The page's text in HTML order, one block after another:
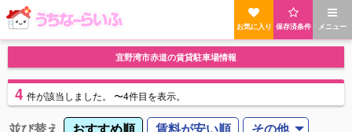
メニュー
保存済条件
お気に入り
宜野湾市赤道の賃貸駐車場情報
4 件が該当しました。 〜4件目を表示。